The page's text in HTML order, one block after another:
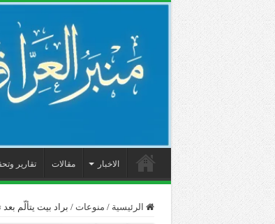
الاخبار مقالات تقارير
الرئيسية / منوعات / براد بيت يتألّم